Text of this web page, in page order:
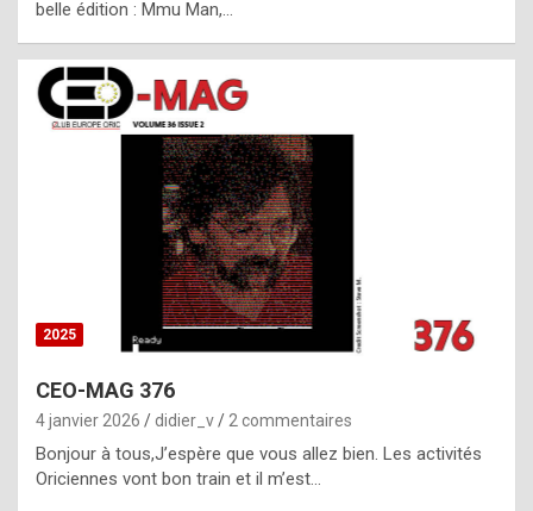
c
h
i
s
t
o
r
p
e
c
belle édition : Mmu Man,…
2025
CEO-MAG 376
4 janvier 2026 didier_v 2 commentaires
Bonjour à tous,J’espère que vous allez bien. Les activités
Oriciennes vont bon train et il m’est…